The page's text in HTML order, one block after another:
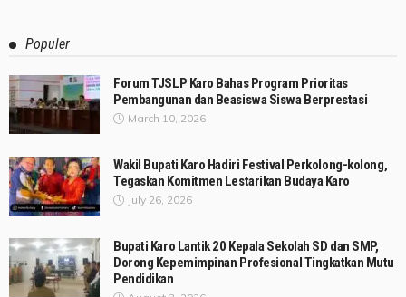
Populer
Forum TJSLP Karo Bahas Program Prioritas
Pembangunan dan Beasiswa Siswa Berprestasi
March 10, 2026
Wakil Bupati Karo Hadiri Festival Perkolong-kolong,
Tegaskan Komitmen Lestarikan Budaya Karo
July 26, 2026
Bupati Karo Lantik 20 Kepala Sekolah SD dan SMP,
Dorong Kepemimpinan Profesional Tingkatkan Mutu
Pendidikan